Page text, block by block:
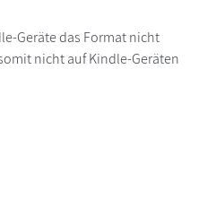
Geräte das Format nicht
nicht auf Kindle-Geräten